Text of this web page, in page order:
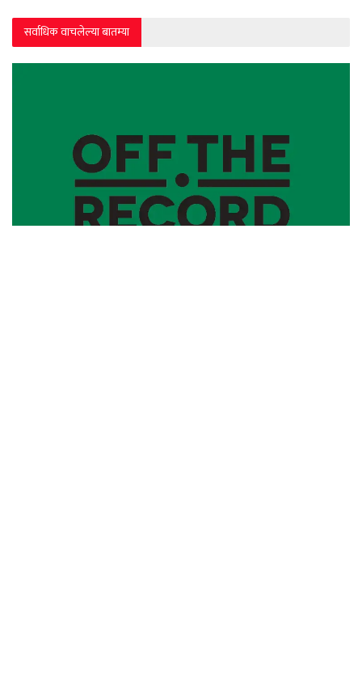
सर्वाधिक वाचलेल्या बातम्या